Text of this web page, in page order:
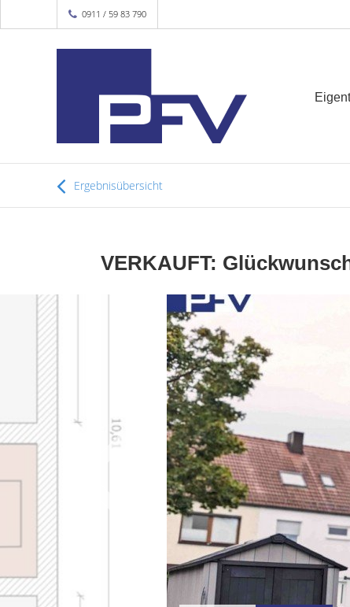
0911 / 59 83 790
Ergebnisübersicht
VERKAUFT: